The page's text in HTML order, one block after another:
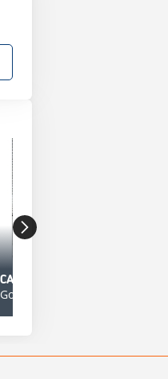
Gomez Palacio